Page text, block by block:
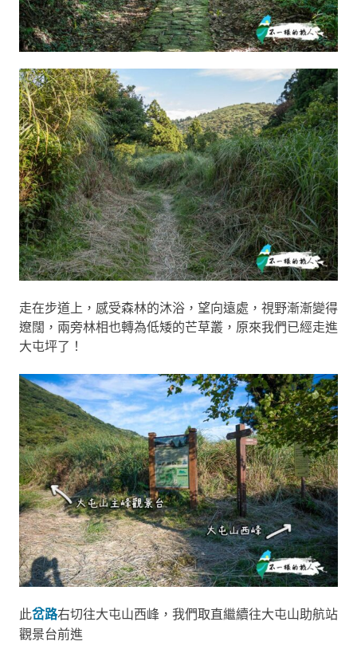
走在步道上，感受森林的沐浴，望向遠處，視野漸漸變得
遼闊，兩旁林相也轉為低矮的芒草叢，原來我們已經走進
大屯坪了！
此岔路右切往大屯山西峰，我們取直繼續往大屯山助航站
觀景台前進